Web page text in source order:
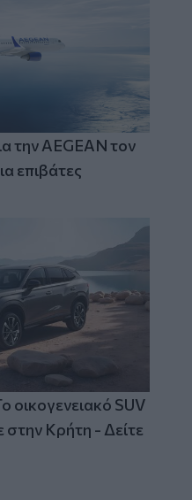
την AEGEAN τον
επιβάτες
οικογενειακό SUV
Κρήτη - Δείτε